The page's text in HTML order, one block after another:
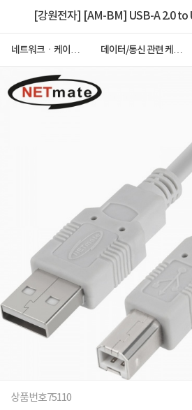
[강원전자] [AM-BM] USB-A 2.0 to
네트워크ㆍ케이블
데이터/통신 관련 케이
상품번호75110